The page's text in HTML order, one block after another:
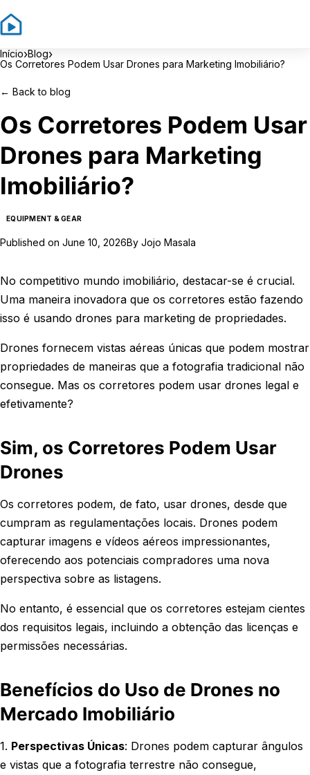
Início›Blog›
Os Corretores Podem Usar Drones para Marketing Imobiliário?
← Back to blog
Os Corretores Podem Usar
Drones para Marketing
Imobiliário?
EQUIPMENT & GEAR
Published on June 10, 2026By Jojo Masala
No competitivo mundo imobiliário, destacar-se é crucial.
Uma maneira inovadora que os corretores estão fazendo
isso é usando drones para marketing de propriedades.
Drones fornecem vistas aéreas únicas que podem mostrar
propriedades de maneiras que a fotografia tradicional não
consegue. Mas os corretores podem usar drones legal e
efetivamente?
Sim, os Corretores Podem Usar
Drones
Os corretores podem, de fato, usar drones, desde que
cumpram as regulamentações locais. Drones podem
capturar imagens e vídeos aéreos impressionantes,
oferecendo aos potenciais compradores uma nova
perspectiva sobre as listagens.
No entanto, é essencial que os corretores estejam cientes
dos requisitos legais, incluindo a obtenção das licenças e
permissões necessárias.
Benefícios do Uso de Drones no
Mercado Imobiliário
1. Perspectivas Únicas: Drones podem capturar ângulos
e vistas que a fotografia terrestre não consegue,